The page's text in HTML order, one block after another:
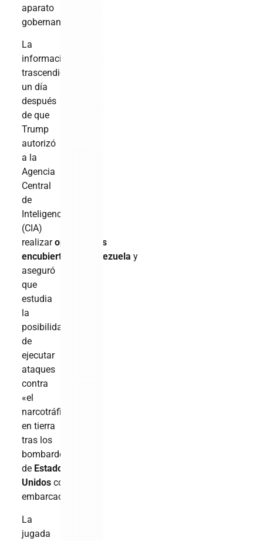
aparato
gobernante»
La
información
trascendió
un día
después
de que
Trump
autorizó
a la
Agencia
Central
de
Inteligencia
(CIA)
realizaroperaciones
encubiertas
Venezuela y
aseguró
que
estudia
la
posibilidad
de
ejecutar
ataques
contra
«el
narcotráfico»
en tierra
tras los
bombardeos
de Estados
Unidos contra
embarcaciones.
La
jugada